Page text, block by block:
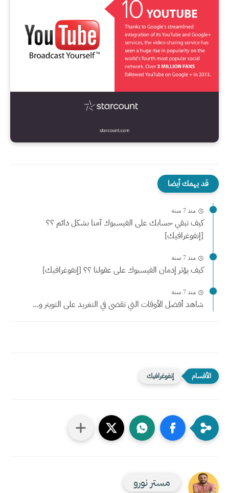
قد يهمك أيضا
منذ 7 سنة
كيف تبقي حسابك على الفيسبوك آمنا بشكل دائم ؟؟
[إنفوغرافيك]
منذ 7 سنة
كيف يؤثر إدمان الفيسبوك على عقولنا ؟؟ [إنفوغرافيك]
منذ 7 سنة
شاهد أفضل الأوقات التي تقضى في التغريد على التويتر و...
إنفوغرافيك
مستر نورو